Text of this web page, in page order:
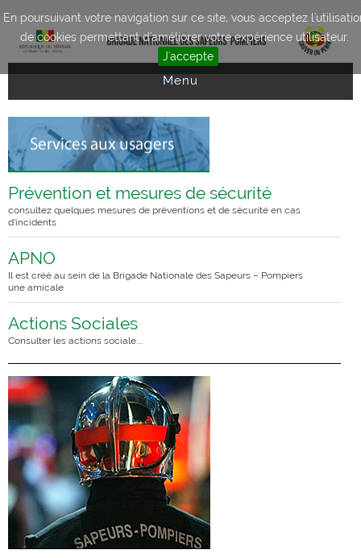
En poursuivant votre navigation sur ce site, vous acceptez
de cookies permettant d'améliorer votre expérience utilisateur.
J'accepte
Menu
Prévention et mesures de sécurité
consultez quelques mesures de préventions et de sécurité en cas
d’incidents
APNO
Il est créé au sein de la Brigade Nationale des Sapeurs – Pompiers
une amicale
Actions Sociales
Consulter les actions sociale....